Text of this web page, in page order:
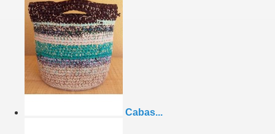
Cabas...